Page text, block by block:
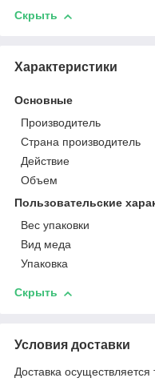
Скрыть
Характеристики
Основные
Производитель
Страна производитель
Действие
Объем
Пользовательские
Вес упаковки
Вид меда
Упаковка
Скрыть
Условия доставки
Доставка